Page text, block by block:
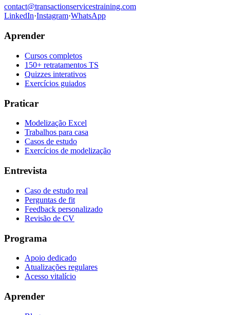
contact@transactionservicestraining.com
LinkedIn·Instagram·WhatsApp
Aprender
Cursos completos
150+ retratamentos TS
Quizzes interativos
Exercícios guiados
Praticar
Modelização Excel
Trabalhos para casa
Casos de estudo
Exercícios de modelização
Entrevista
Caso de estudo real
Perguntas de fit
Feedback personalizado
Revisão de CV
Programa
Apoio dedicado
Atualizações regulares
Acesso vitalício
Aprender